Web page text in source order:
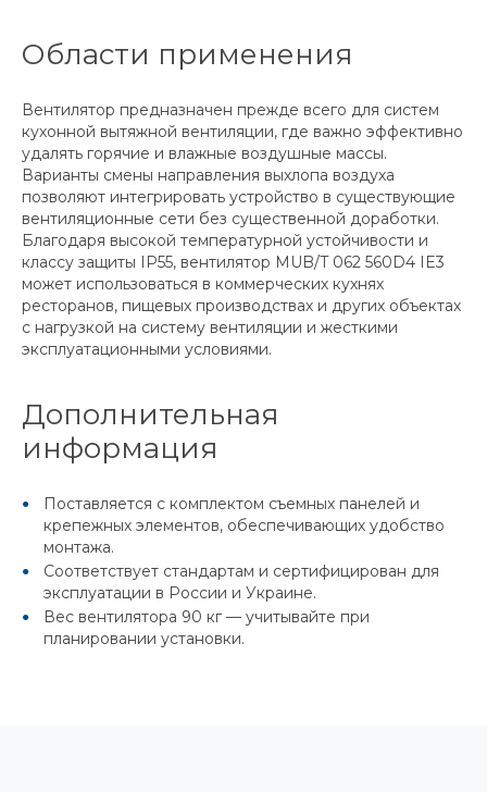
Области применения
Вентилятор предназначен прежде всего для систем
кухонной вытяжной вентиляции, где важно эффективно
удалять горячие и влажные воздушные массы.
Варианты смены направления выхлопа воздуха
позволяют интегрировать устройство в существующие
вентиляционные сети без существенной доработки.
Благодаря высокой температурной устойчивости и
классу защиты IP55, вентилятор MUB/T 062 560D4 IE3
может использоваться в коммерческих кухнях
ресторанов, пищевых производствах и других объектах
с нагрузкой на систему вентиляции и жесткими
эксплуатационными условиями.
Дополнительная
информация
Поставляется с комплектом съемных панелей и
крепежных элементов, обеспечивающих удобство
монтажа.
Соответствует стандартам и сертифицирован для
эксплуатации в России и Украине.
Вес вентилятора 90 кг — учитывайте при
планировании установки.